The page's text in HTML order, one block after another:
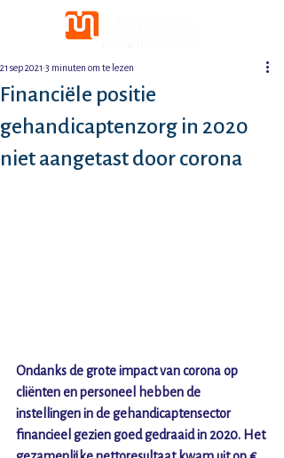
Financiële positie
gehandicaptenzorg in 2020
niet aangetast door corona
21 sep 2021 3 minuten om te lezen
Ondanks de grote impact van corona op
cliënten en personeel hebben de
instellingen in de gehandicaptensector
financieel gezien goed gedraaid in 2020. Het